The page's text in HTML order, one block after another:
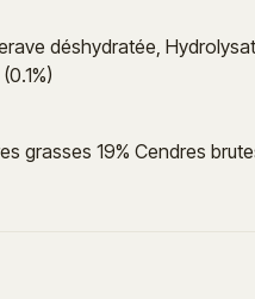
déshydratée,
grasses 19% Cendres